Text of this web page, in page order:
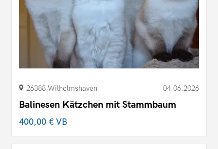
26388 Wilhelmshaven 04.06.2026
Balinesen Kätzchen mit Stammbaum
400,00 €VB